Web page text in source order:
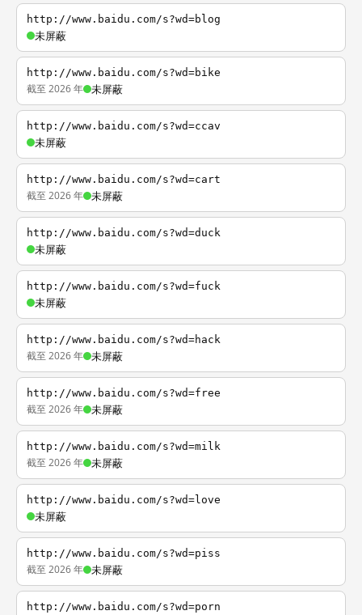
http://www.baidu.com/s?wd=blog
未屏蔽
http://www.baidu.com/s?wd=bike
截至 2026 年 未屏蔽
http://www.baidu.com/s?wd=ccav
未屏蔽
http://www.baidu.com/s?wd=cart
截至 2026 年 未屏蔽
http://www.baidu.com/s?wd=duck
未屏蔽
http://www.baidu.com/s?wd=fuck
未屏蔽
http://www.baidu.com/s?wd=hack
截至 2026 年 未屏蔽
http://www.baidu.com/s?wd=free
截至 2026 年 未屏蔽
http://www.baidu.com/s?wd=milk
截至 2026 年 未屏蔽
http://www.baidu.com/s?wd=love
未屏蔽
http://www.baidu.com/s?wd=piss
截至 2026 年 未屏蔽
http://www.baidu.com/s?wd=porn